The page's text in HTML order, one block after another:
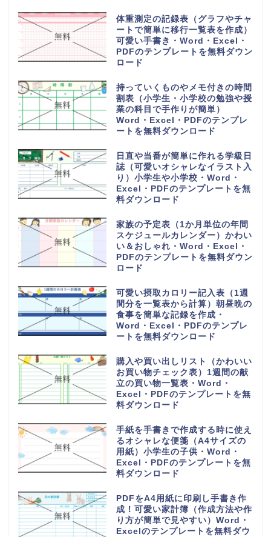
体重測定の記録表（グラフやチャ
ートで簡単に移行一覧表を作成）
可愛い手書き・Word・Excel・
PDFのテンプレートを無料ダウン
ロード
持っていくものやメモ付きの時間
割表（小学生・小学校の勉強や授
業の科目で手作りが簡単）
Word・Excel・PDFのテンプレ
ートを無料ダウンロード
日直や当番が簡単に作れる学級日
誌（可愛いオシャレなイラスト入
り）小学生や小学校・Word・
Excel・PDFのテンプレートを無
料ダウンロード
家族の予定表（1か月単位の年間
スケジュールカレンダー）かわい
い＆おしゃれ・Word・Excel・
PDFのテンプレートを無料ダウン
ロード
可愛い摂取カロリー記入表（1週
間分を一覧表から計算）朝昼晩の
食事を簡単な記録を作成・
Word・Excel・PDFのテンプレ
ートを無料ダウンロード
購入や買い出しリスト（かわいい
お買い物チェック表）1週間の献
立の買い物一覧表・Word・
Excel・PDFのテンプレートを無
料ダウンロード
手紙を手書きで作成する時に使え
るオシャレな便箋（A4サイズの
用紙）小学生の子供・Word・
Excel・PDFのテンプレートを無
料ダウンロード
PDFをA4用紙に印刷し手書き作
成！可愛い家計簿（作成方法や作
り方が簡単で見やすい）Word・
Excelのテンプレートを無料ダウ